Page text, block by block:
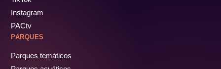
Instagram
PACtv
PARQUES
Parques temáticos